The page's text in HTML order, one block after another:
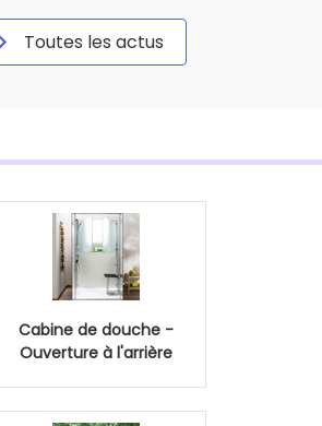
Toutes les actus
Cabine de douche -
Ouverture à l'arrière